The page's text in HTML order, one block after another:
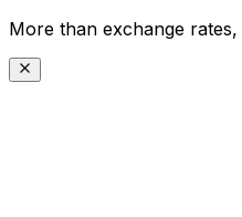
More than exchange rates,